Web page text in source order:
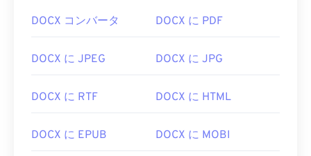
DOCX コンバータ DOCX に PDF
DOCX に JPEG DOCX に JPG
DOCX に RTF DOCX に HTML
DOCX に EPUB DOCX に MOBI